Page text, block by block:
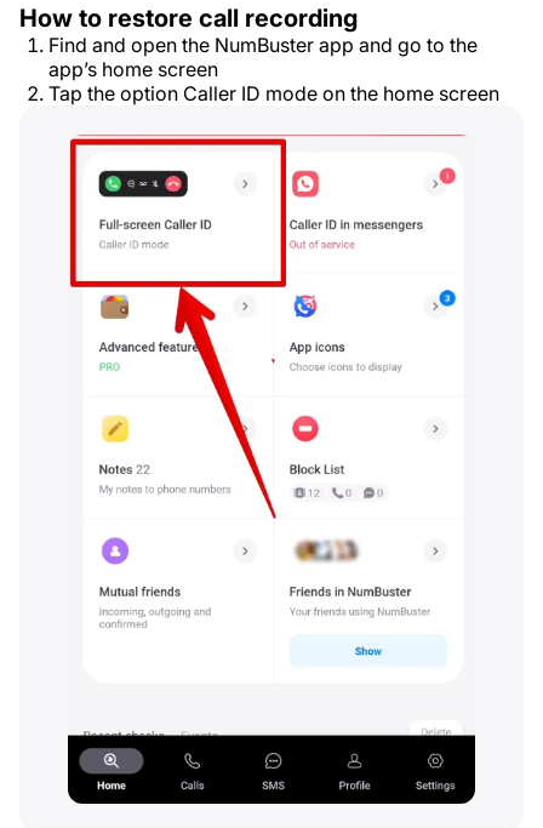
How to restore call recording
Find and open the NumBuster app and go to the
app’s home screen
Tap the option Caller ID mode on the home screen